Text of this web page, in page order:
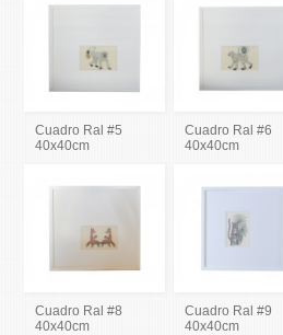
Cuadro Ral #5
40x40cm
Cuadro Ral #6
40x40cm
Cuadro Ral #8
40x40cm
Cuadro Ral #9
40x40cm